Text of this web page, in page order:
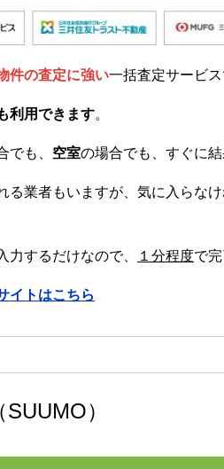
件の査定に強い一括査定サービス
利用できます。
でも、 空室の場合でも、すぐに
る業者もいますが、気に入らな
力するだけなので、 １分程度で完
イトはこちら
SUUMO）